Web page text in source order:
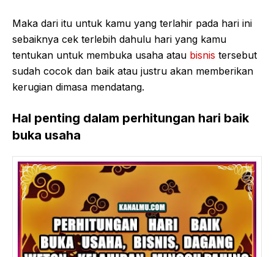
Maka dari itu untuk kamu yang terlahir pada hari ini
sebaiknya cek terlebih dahulu hari yang kamu
tentukan untuk membuka usaha atau bisnis tersebut
sudah cocok dan baik atau justru akan memberikan
kerugian dimasa mendatang.
Hal penting dalam perhitungan hari baik
buka usaha